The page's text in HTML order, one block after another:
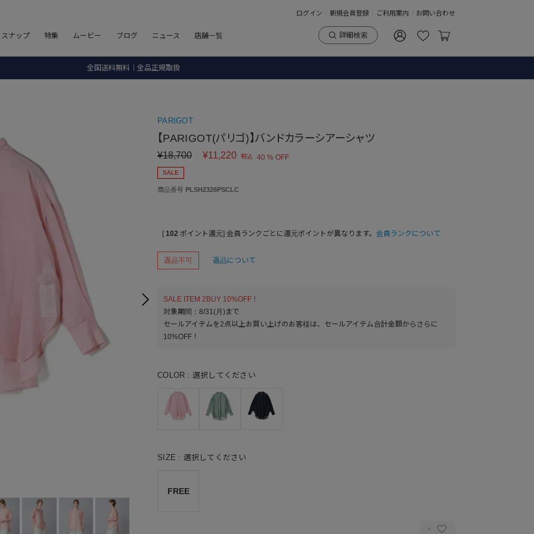
ログイン 新規会員登録 ご利用案内 お問い合わせ
ナップ 特集 ムービー ブログ ニュース 店舗一覧 詳細検索
8.5 wedに会員プログラムが生まれ変わります！
8.5 wedに会員プログラムが生まれ変わります！
PARIGOT
【PARIGOT(パリゴ)】バンドカラーシアーシャツ
¥18,700 ¥11,220 税込 40 % OFF
SALE
商品番号 PLSH2326PSCLC
[ 102 ポイント還元] 会員ランクごとに還元ポイントが異なります。 会員ランクについて
返品不可 返品について
SALE ITEM 2BUY 10%OFF！
対象期間：8/31(月)まで
セールアイテムを2点以上お買い上げのお客様は、セールアイテム合計金額からさらに
10%OFF！
COLOR 選択してください
SIZE 選択してください
FREE